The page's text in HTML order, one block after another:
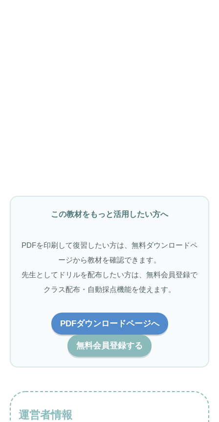
この教材をもっと活用したい方へ
PDFを印刷して復習したい方は、無料ダウンロードペ
ージから教材を確認できます。
先生としてドリルを配布したい方は、無料会員登録で
クラス配布・自動採点機能を使えます。
PDFダウンロードページへ
無料会員登録する
運営者情報